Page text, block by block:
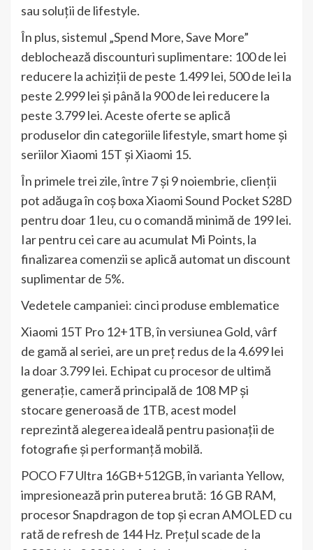
sau soluții de lifestyle.
În plus, sistemul „Spend More, Save More”
deblochează discounturi suplimentare: 100 de lei
reducere la achiziții de peste 1.499 lei, 500 de lei la
peste 2.999 lei și până la 900 de lei reducere la
peste 3.799 lei. Aceste oferte se aplică
produselor din categoriile lifestyle, smart home și
seriilor Xiaomi 15T și Xiaomi 15.
În primele trei zile, între 7 și 9 noiembrie, clienții
pot adăuga în coș boxa Xiaomi Sound Pocket S28D
pentru doar 1 leu, cu o comandă minimă de 199 lei.
Iar pentru cei care au acumulat Mi Points, la
finalizarea comenzii se aplică automat un discount
suplimentar de 5%.
Vedetele campaniei: cinci produse emblematice
Xiaomi 15T Pro 12+1TB, în versiunea Gold, vârf
de gamă al seriei, are un preț redus de la 4.699 lei
la doar 3.799 lei. Echipat cu procesor de ultimă
generație, cameră principală de 108 MP și
stocare generoasă de 1TB, acest model
reprezintă alegerea ideală pentru pasionații de
fotografie și performanță mobilă.
POCO F7 Ultra 16GB+512GB, în varianta Yellow,
impresionează prin puterea brută: 16 GB RAM,
procesor Snapdragon de top și ecran AMOLED cu
rată de refresh de 144 Hz. Prețul scade de la